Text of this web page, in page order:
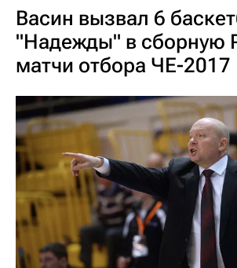
Васин вызвал 6
"Надежды" в сборную
матчи отбора ЧЕ-2017